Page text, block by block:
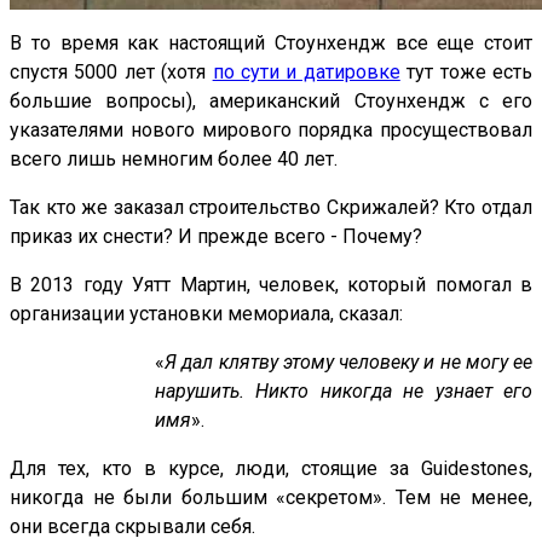
В то время как настоящий Стоунхендж все еще стоит
спустя 5000 лет (хотя по сути и датировкетут тоже есть
большие вопросы), американский Стоунхендж с его
указателями нового мирового порядка просуществовал
всего лишь немногим более 40 лет.
Так кто же заказал строительство Скрижалей? Кто отдал
приказ их снести? И прежде всего - Почему?
В 2013 году Уятт Мартин, человек, который помогал в
организации установки мемориала, сказал:
«Я дал клятву этому человеку и не могу ее
нарушить. Никто никогда не узнает его
имя».
Для тех, кто в курсе, люди, стоящие за Guidestones,
никогда не были большим «секретом». Тем не менее,
они всегда скрывали себя.